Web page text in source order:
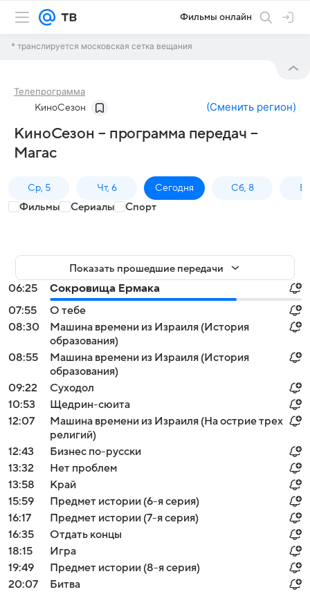
Фильмы онлайн
* транслируется московская сетка вещания
Телепрограмма
КиноСезон (Сменить регион)
КиноСезон – программа передач –
Магас
Ср, 5 Чт, 6 Сегодня Сб, 8
Фильмы Сериалы Спорт
Показать прошедшие передачи
06:25
Сокровища Ермака
07:55
О тебе
08:30
Машина времени из Израиля (История
образования)
08:55
Машина времени из Израиля (История
образования)
09:22
Суходол
10:53
Щедрин-сюита
12:07
Машина времени из Израиля (На острие трех
религий)
12:43
Бизнес по-русски
13:32
Нет проблем
13:58
Край
15:59
Предмет истории (6-я серия)
16:17
Предмет истории (7-я серия)
16:35
Отдать концы
18:15
Игра
19:49
Предмет истории (8-я серия)
20:07
Битва